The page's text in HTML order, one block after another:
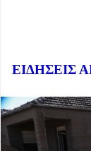
ΕΙΔΗΣΕΙΣ